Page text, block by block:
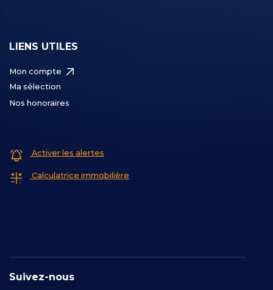
Suivez-nous
LIENS UTILES
Mon compte
Ma sélection
Nos honoraires
Activer les alertes
Calculatrice immobilière